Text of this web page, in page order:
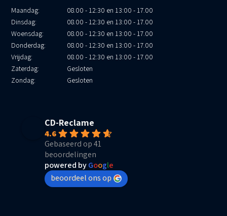
Maandag:
08.00 - 12:30 en 13:00 - 17.00
Dinsdag:
08.00 - 12:30 en 13:00 - 17.00
Woensdag:
08.00 - 12:30 en 13:00 - 17.00
Donderdag:
08.00 - 12:30 en 13:00 - 17.00
Vrijdag:
08.00 - 12:30 en 13:00 - 17.00
Zaterdag:
Gesloten
Zondag:
Gesloten
CD-Reclame
4.6
Gebaseerd op 41
beoordelingen
powered byGoogle
beoordeel ons op